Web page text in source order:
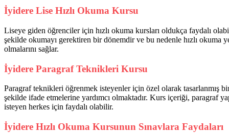
İyidere Lise Hızlı Okuma Kursu
Liseye giden öğrenciler için hızlı okuma kursları oldukça faydalı
şekilde okumayı gerektiren bir dönemdir ve bu nedenle hızlı okuma
olmalarını sağlar.
İyidere Paragraf Teknikleri Kursu
Paragraf teknikleri öğrenmek isteyenler için özel olarak tasarlanmış
şekilde ifade etmelerine yardımcı olmaktadır. Kurs içeriği, paragraf
isteyen herkes için faydalı olabilir.
İyidere Hızlı Okuma Kursunun Sınavlara Faydaları